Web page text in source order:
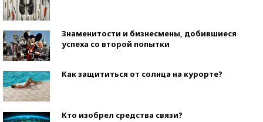
Знаменитости и бизнесмены, добившиеся
успеха со второй попытки
Как защититься от солнца на курорте?
Кто изобрел средства связи?